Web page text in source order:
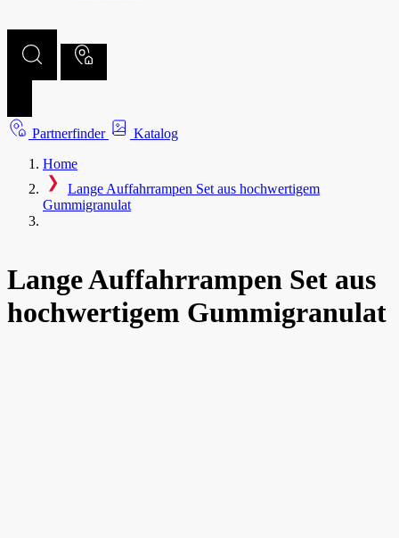
Partnerfinder
Katalog
Home
Lange Auffahrrampen Set aus hochwertigem
Gummigranulat
Lange Auffahrrampen Set aus
hochwertigem Gummigranulat